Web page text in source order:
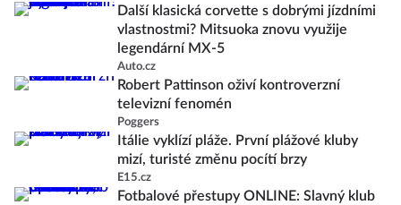
Další klasická corvette s dobrými jízdními
vlastnostmi? Mitsuoka znovu využije
legendární MX-5
Auto.cz
Robert Pattinson oživí kontroverzní
televizní fenomén
Poggers
Itálie vyklízí pláže. První plážové kluby
mizí, turisté změnu pocítí brzy
E15.cz
Fotbalové přestupy ONLINE: Slavný klub